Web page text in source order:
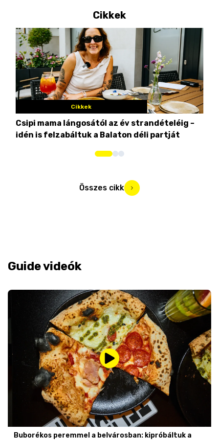
Cikkek
Cikkek
Csipi mama lángosától az év strandételéig –
idén is felzabáltuk a Balaton déli partját
Összes cikk
Guide videók
Buborékos peremmel a belvárosban: kipróbáltuk a